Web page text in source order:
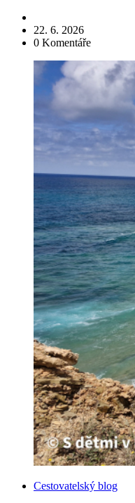
22. 6. 2026
0 Komentáře
KategorieCestovatelský blog